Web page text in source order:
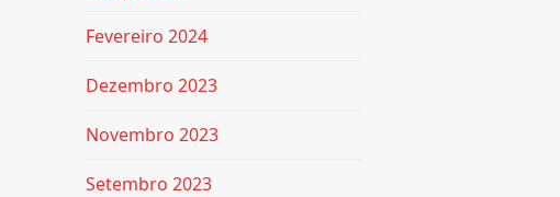
Fevereiro 2024
Dezembro 2023
Novembro 2023
Setembro 2023